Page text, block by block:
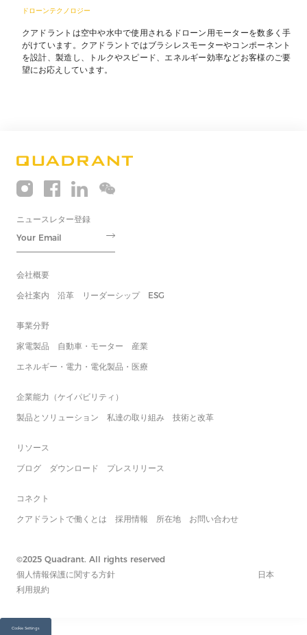
ドローンテクノロジー
クアドラントは空中や水中で使用されるドローン用モーターを数多く手
がけています。クアドラントではブラシレスモーターやコンポーネント
を設計、製造し、トルクやスピード、エネルギー効率などお客様のご要
望にお応えしています。
ニュースレター登録
会社概要
会社案内
沿革 リーダーシップ ESG
事業分野
家電製品
自動車・モーター
産業
エネルギー・電力・電化製品・医療
企業能力（ケイパビリティ）
製品とソリューション
私達の取り組み 技術と改革
リソース
ブログ
ダウンロード プレスリリース
コネクト
クアドラントで働くとは
採用情報 所在地 お問い合わせ
©2025 Quadrant. All rights reserved
個人情報保護に関する方針
利用規約
日本
Cookie Settings